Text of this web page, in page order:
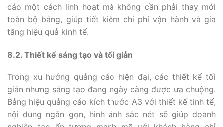
cáo một cách linh hoạt mà không cần phải thay mới
toàn bộ bảng, giúp tiết kiệm chi phí vận hành và gia
tăng hiệu quả kinh tế.
8.2. Thiết kế sáng tạo và tối giản
Trong xu hướng quảng cáo hiện đại, các thiết kế tối
giản nhưng sáng tạo đang ngày càng được ưa chuộng.
Bảng hiệu quảng cáo kích thước A3 với thiết kế tinh tế,
nội dung ngắn gọn, hình ảnh sắc nét sẽ giúp doanh